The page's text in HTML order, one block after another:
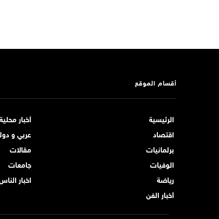
أقسام الموقع
الرئيسية
أخبار
اقتصاد
عربي و
برلمانيات
مقالات
الوفيات
جامعات
رياضة
اخبار
أخبار الفن